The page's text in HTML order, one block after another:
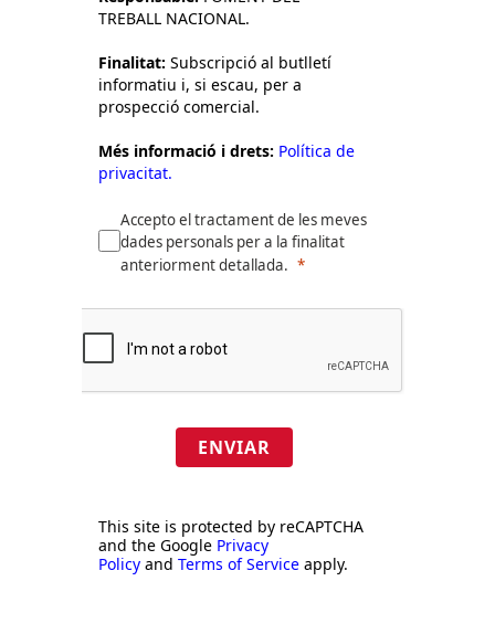
TREBALL NACIONAL.
Finalitat: Subscripció al butlletí
informatiu i, si escau, per a
prospecció comercial.
Més informació i drets: Política de
privacitat.
Accepto el tractament de les meves
dades personals per a la finalitat
anteriorment detallada.
ENVIAR
This site is protected by reCAPTCHA
and the Google Privacy
Policy and Terms of Service apply.